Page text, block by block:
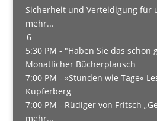
Sicherheit und Verteidigung für
mehr...
6
5:30 PM - "Haben Sie das schon
Monatlicher Bücherplausch
7:00 PM - »Stunden wie Tage«
Kupferberg
7:00 PM - Rüdiger von Fritsch
mehr...